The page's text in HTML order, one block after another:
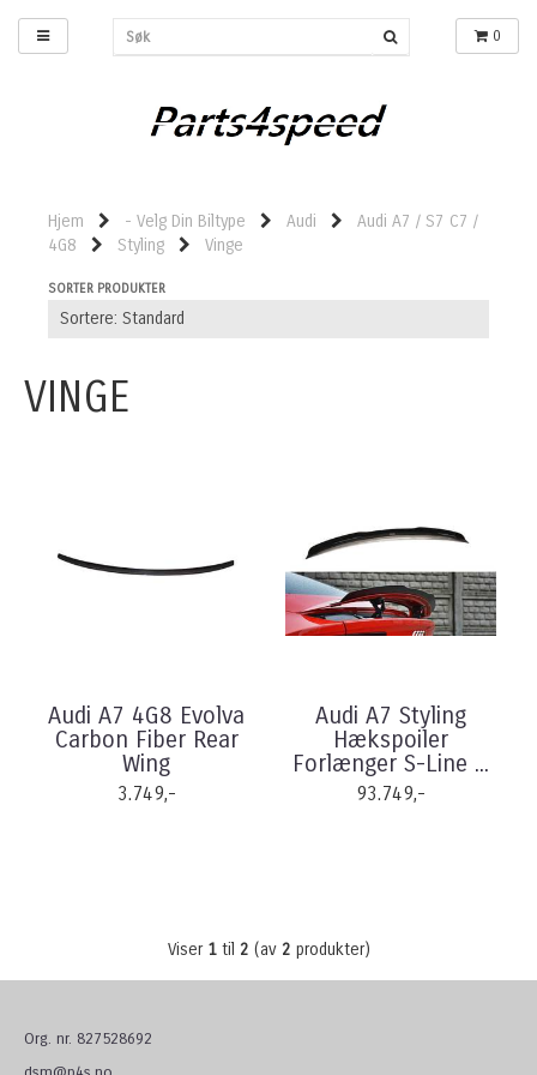
0
Hjem - Velg Din Biltype Audi
Audi A7 / S7 C7 /
4G8
Styling Vinge
SORTER PRODUKTER
VINGE
Audi A7 4G8 Evolva
Carbon Fiber Rear
Wing
3.749,-
Audi A7 Styling
Hækspoiler
Forlænger S-Line ...
93.749,-
Viser 1til 2 (av 2 produkter)
Org. nr. 827528692